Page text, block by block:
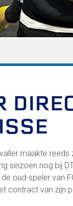
(35+)
Specke
maakte reeds
seizoen nog bij
oud-speler van
contract van zijn